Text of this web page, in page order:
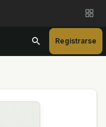
Registrarse